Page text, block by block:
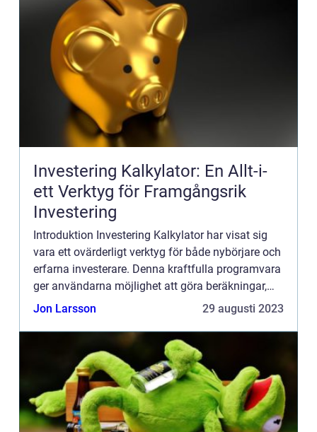
Investering Kalkylator: En Allt-i-
ett Verktyg för Framgångsrik
Investering
Introduktion Investering Kalkylator har visat sig
vara ett ovärderligt verktyg för både nybörjare och
erfarna investerare. Denna kraftfulla programvara
ger användarna möjlighet att göra beräkningar,
analysera risk och belöning, och skapa realistiska
Jon Larsson 29 augusti 2023